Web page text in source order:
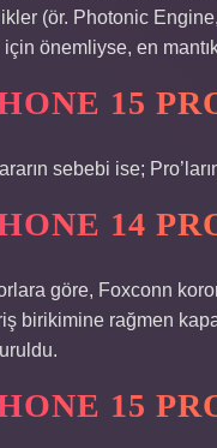
(ör. Photonic
önemliyse, en
15
sebebi ise;
14
göre, Foxconn
birikimine rağmen
15